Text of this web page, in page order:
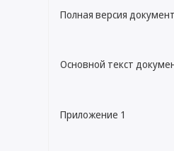
Полная версия
Основной текст
Приложение 1